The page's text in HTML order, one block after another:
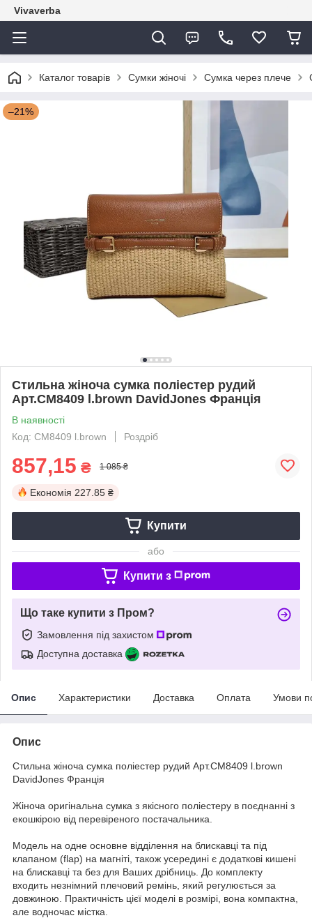
Vivaverba
Каталог товарів Сумки жіночі Сумка через плече
–21%
Стильна жіноча сумка поліестер рудий
Арт.CM8409 l.brown DavidJones Франція
В наявності
Код: CM8409 l.brown
Роздріб
857,15 ₴ 1 085 ₴
Економія 227.85 ₴
Купити
або
Купити з
Що таке купити з Пром?
Замовлення під захистом
Доступна доставка
Опис Характеристики Доставка Оплата Умови
Опис
Стильна жіноча сумка поліестер рудий Арт.CM8409 l.brown
DavidJones Франція
Жіноча оригінальна сумка з якісного поліестеру в поєднанні з
екошкірою від перевіреного постачальника.
Модель на одне основне відділення на блискавці та під
клапаном (flap) на магніті, також усередині є додаткові кишені
на блискавці та без для Ваших дрібниць. До комплекту
входить незнімний плечовий ремінь, який регулюється за
довжиною. Практичність цієї моделі в розмірі, вона компактна,
але водночас містка.